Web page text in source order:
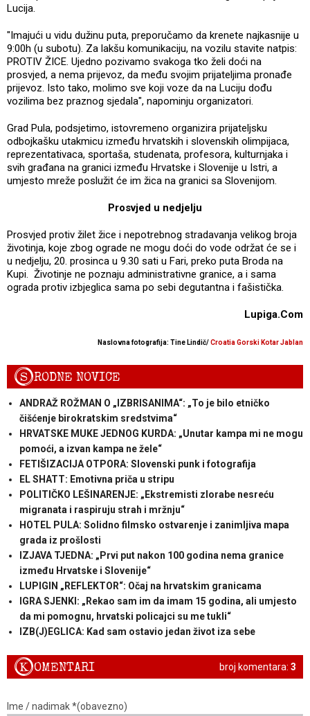
Lucija.
"Imajući u vidu dužinu puta, preporučamo da krenete najkasnije u
9:00h (u subotu). Za lakšu komunikaciju, na vozilu stavite natpis:
PROTIV ŽICE. Ujedno pozivamo svakoga tko želi doći na
prosvjed, a nema prijevoz, da među svojim prijateljima pronađe
prijevoz. Isto tako, molimo sve koji voze da na Luciju dođu
vozilima bez praznog sjedala", napominju organizatori.
Grad Pula, podsjetimo, istovremeno organizira prijateljsku
odbojkašku utakmicu između hrvatskih i slovenskih olimpijaca,
reprezentativaca, sportaša, studenata, profesora, kulturnjaka i
svih građana na granici između Hrvatske i Slovenije u Istri, a
umjesto mreže poslužit će im žica na granici sa Slovenijom.
Prosvjed u nedjelju
Prosvjed protiv žilet žice i nepotrebnog stradavanja velikog broja
životinja, koje zbog ograde ne mogu doći do vode održat će se i
u nedjelju, 20. prosinca u 9.30 sati u Fari, preko puta Broda na
Kupi. Životinje ne poznaju administrativne granice, a i sama
ograda protiv izbjeglica sama po sebi degutantna i fašistička.
Lupiga.Com
Naslovna fotografija: Tine Lindič/Croatia Gorski Kotar Jablan
SRODNE NOVICE
ANDRAŽ ROŽMAN O „IZBRISANIMA“: „To je bilo etničko
čišćenje birokratskim sredstvima“
HRVATSKE MUKE JEDNOG KURDA: „Unutar kampa mi ne mogu
pomoći, a izvan kampa ne žele“
FETIŠIZACIJA OTPORA: Slovenski punk i fotografija
EL SHATT: Emotivna priča u stripu
POLITIČKO LEŠINARENJE: „Ekstremisti zlorabe nesreću
migranata i raspiruju strah i mržnju“
HOTEL PULA: Solidno filmsko ostvarenje i zanimljiva mapa
grada iz prošlosti
IZJAVA TJEDNA: „Prvi put nakon 100 godina nema granice
između Hrvatske i Slovenije“
LUPIGIN „REFLEKTOR“: Očaj na hrvatskim granicama
IGRA SJENKI: „Rekao sam im da imam 15 godina, ali umjesto
da mi pomognu, hrvatski policajci su me tukli“
IZB(J)EGLICA: Kad sam ostavio jedan život iza sebe
broj komentara: 3
KOMENTARI
Ime / nadimak *(obavezno)